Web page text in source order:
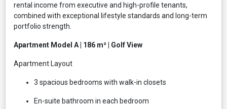
rental income from executive and high-profile tenants,
combined with exceptional lifestyle standards and long-term
portfolio strength.
Apartment Model A | 186 m² | Golf View
Apartment Layout
3 spacious bedrooms with walk-in closets
En-suite bathroom in each bedroom